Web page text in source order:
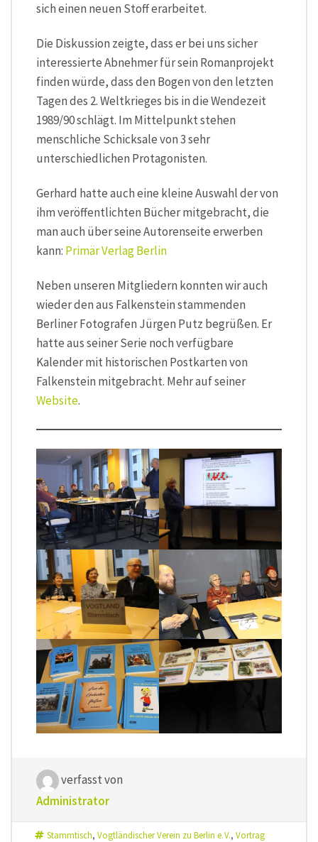
sich einen neuen Stoff erarbeitet.
Die Diskussion zeigte, dass er bei uns sicher
interessierte Abnehmer für sein Romanprojekt
finden würde, dass den Bogen von den letzten
Tagen des 2. Weltkrieges bis in die Wendezeit
1989/90 schlägt. Im Mittelpunkt stehen
menschliche Schicksale von 3 sehr
unterschiedlichen Protagonisten.
Gerhard hatte auch eine kleine Auswahl der von
ihm veröffentlichten Bücher mitgebracht, die
man auch über seine Autorenseite erwerben
kann: Primär Verlag Berlin
Neben unseren Mitgliedern konnten wir auch
wieder den aus Falkenstein stammenden
Berliner Fotografen Jürgen Putz begrüßen. Er
hatte aus seiner Serie noch verfügbare
Kalender mit historischen Postkarten von
Falkenstein mitgebracht. Mehr auf seiner
Website.
verfasst von
Administrator
Stammtisch, Vogtländischer Verein zu Berlin e. V., Vortrag